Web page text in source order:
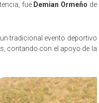
fue Demian Ormeño de
tradicional evento deportivo
contando con el apoyo de la